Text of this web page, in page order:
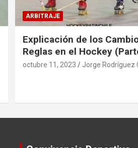
ARBITRAJE
Explicación de los
Reglas en el Hockey
octubre 11, 2023 Jorge Rodríguez